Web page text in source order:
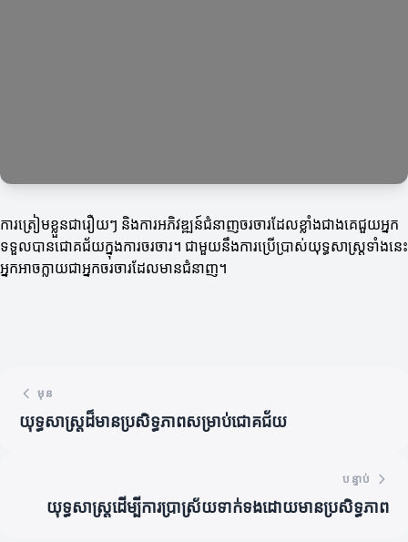
ការត្រៀមខ្លួនជារឿយៗ និងការអភិវឌ្ឍន៍ជំនាញចរចារដែលខ្លាំងជាងគេជួយអ្នក
ទទួលបានជោគជ័យក្នុងការចរចារ។ ជាមួយនឹងការប្រើប្រាស់យុទ្ធសាស្ត្រទាំងនេះ
អ្នកអាចក្លាយជាអ្នកចរចារដែលមានជំនាញ។
មុន
យុទ្ធសាស្ត្រដ៏មានប្រសិទ្ធភាពសម្រាប់ជោគជ័យ
បន្ទាប់
យុទ្ធសាស្ត្រដើម្បីការប្រាស្រ័យទាក់ទងដោយមានប្រសិទ្ធភាព